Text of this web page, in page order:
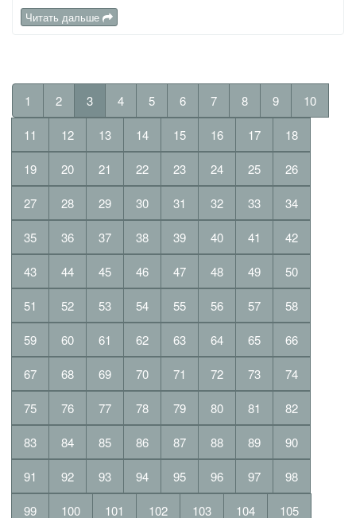
Читать дальше
1 2 3 4 5 6 7 8 9 10
11 12 13 14 15 16 17 18
19 20 21 22 23 24 25 26
27 28 29 30 31 32 33 34
35 36 37 38 39 40 41 42
43 44 45 46 47 48 49 50
51 52 53 54 55 56 57 58
59 60 61 62 63 64 65 66
67 68 69 70 71 72 73 74
75 76 77 78 79 80 81 82
83 84 85 86 87 88 89 90
91 92 93 94 95 96 97 98
99 100 101 102 103 104 105